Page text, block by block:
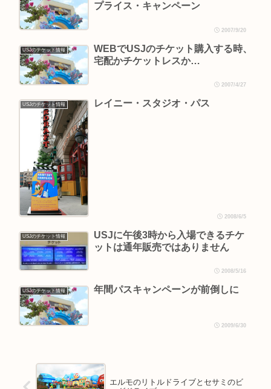
プライス・キャンペーン
2007/9/20
USJのチケット情報
WEBでUSJのチケット購入する時、
宅配かチケットレスか…
2007/4/27
USJのチケット情報 レイニー・スタジオ・パス
2008/6/5
USJのチケット情報
USJに午後3時から入場できるチケ
ットは通年販売ではありません
2008/5/16
USJのチケット情報 年間パスキャンペーンが前倒しに
2009/6/30
エルモのリトルドライブとセサミのビ